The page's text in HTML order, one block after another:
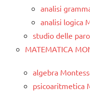
analisi
analisi logica
studio delle
MATEMATICA
algebra
psicoaritmetica